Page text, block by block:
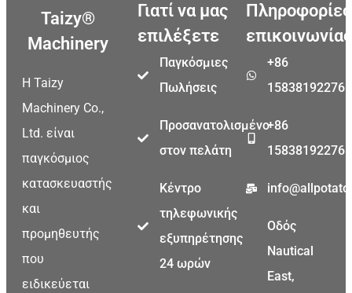
Taizy®
Machinery
Η Taizy
Machinery Co.,
Ltd. είναι
παγκόσμιος
κατασκευαστής
και
προμηθευτής
που
ειδικεύεται
Γιατί να μας
επιλέξετε
Παγκόσμιες
Πωλήσεις
Προσανατολισμένο
στον πελάτη
Κέντρο
τηλεφωνικής
εξυπηρέτησης
24 ωρών
Πληροφορίες
επικοινωνίας
+86
15838192276
+86
15838192276
Οδός
Nautical
East,